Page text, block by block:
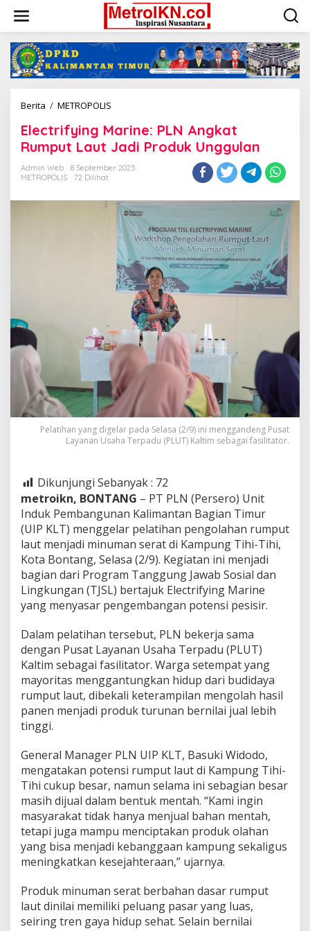
konten
Berita / METROPOLIS
PLN
Angkat
Rumput
Laut
Unggulan
Electrifying Marine: PLN Angkat
Rumput Laut Jadi Produk Unggulan
Admin Web
8 September 2025
METROPOLIS
72 Dilihat
Pelatihan yang digelar pada Selasa (2/9) ini menggandeng Pusat
Layanan Usaha Terpadu (PLUT) Kaltim sebagai fasilitator.
Dikunjungi Sebanyak : 72
metroikn, BONTANG – PT PLN (Persero) Unit
Induk Pembangunan Kalimantan Bagian Timur
(UIP KLT) menggelar pelatihan pengolahan rumput
laut menjadi minuman serat di Kampung Tihi-Tihi,
Kota Bontang, Selasa (2/9). Kegiatan ini menjadi
bagian dari Program Tanggung Jawab Sosial dan
Lingkungan (TJSL) bertajuk Electrifying Marine
yang menyasar pengembangan potensi pesisir.
Dalam pelatihan tersebut, PLN bekerja sama
dengan Pusat Layanan Usaha Terpadu (PLUT)
Kaltim sebagai fasilitator. Warga setempat yang
mayoritas menggantungkan hidup dari budidaya
rumput laut, dibekali keterampilan mengolah hasil
panen menjadi produk turunan bernilai jual lebih
tinggi.
General Manager PLN UIP KLT, Basuki Widodo,
mengatakan potensi rumput laut di Kampung Tihi-
Tihi cukup besar, namun selama ini sebagian besar
masih dijual dalam bentuk mentah. “Kami ingin
masyarakat tidak hanya menjual bahan mentah,
tetapi juga mampu menciptakan produk olahan
yang bisa menjadi kebanggaan kampung sekaligus
meningkatkan kesejahteraan,” ujarnya.
Produk minuman serat berbahan dasar rumput
laut dinilai memiliki peluang pasar yang luas,
seiring tren gaya hidup sehat. Selain bernilai